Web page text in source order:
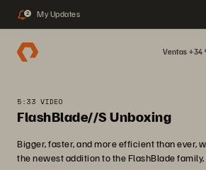
2 My Updates
Ventas +34
5:33 VIDEO
FlashBlade//S Unboxing
Bigger, faster, and more efficient than ever,
the newest addition to the FlashBlade